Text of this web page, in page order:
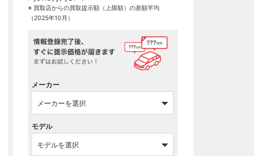
※ 買取店からの買取提示額（上限額）の差額平均
（2025年10月）
メーカー
モデル